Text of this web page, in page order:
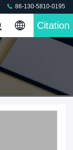
86-130-5810-0195
Citation